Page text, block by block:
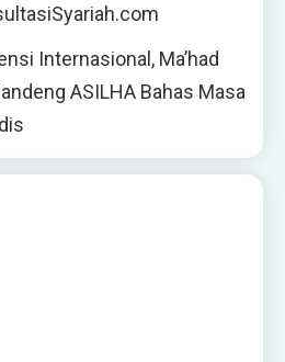
Internasional, Ma’had
ASILHA Bahas Masa